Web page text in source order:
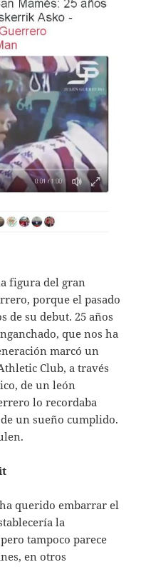
figura del gran
porque el pasado
de su debut. 25 años
que nos ha
marcó un
Club, a través
de un león
lo recordaba
un sueño cumplido.
querido embarrar el
la
tampoco parece
en otros